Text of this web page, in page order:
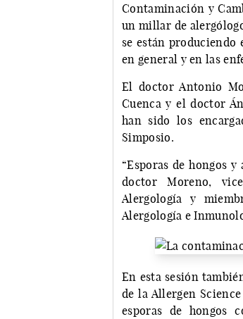
Contaminación y
un millar de
se están produciendo
en general y en las
El doctor Antonio
Cuenca y el doctor
han sido los
Simposio.
“Esporas de hongos
doctor Moreno,
Alergología y
Alergología e
En esta sesión
de la Allergen
esporas de hongos